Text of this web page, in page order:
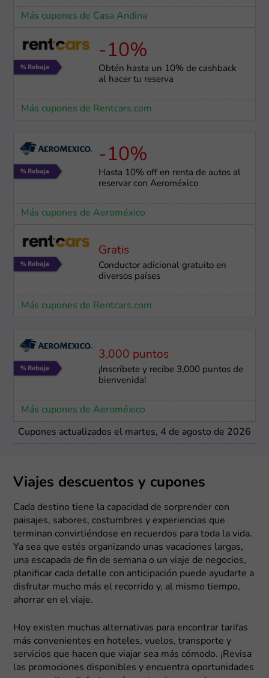
Más cupones de Casa Andina
-10%
Obtén hasta un 10% de cashback
al hacer tu reserva
Más cupones de Rentcars.com
-10%
Hasta 10% off en renta de autos al
reservar con Aeroméxico
Más cupones de Aeroméxico
Gratis
Conductor adicional gratuito en
diversos países
Más cupones de Rentcars.com
3,000 puntos
¡Inscríbete y recibe 3,000 puntos de
bienvenida!
Más cupones de Aeroméxico
Cupones actualizados el martes, 4 de agosto de 2026
Viajes descuentos y cupones
Cada destino tiene la capacidad de sorprender con
paisajes, sabores, costumbres y experiencias que
terminan convirtiéndose en recuerdos para toda la vida.
Ya sea que estés organizando unas vacaciones largas,
una escapada de fin de semana o un viaje de negocios,
planificar cada detalle con anticipación puede ayudarte a
disfrutar mucho más el recorrido y, al mismo tiempo,
ahorrar en el viaje.
Hoy existen muchas alternativas para encontrar tarifas
más convenientes en hoteles, vuelos, transporte y
servicios que hacen que viajar sea más cómodo. ¡Revisa
las promociones disponibles y encuentra oportunidades